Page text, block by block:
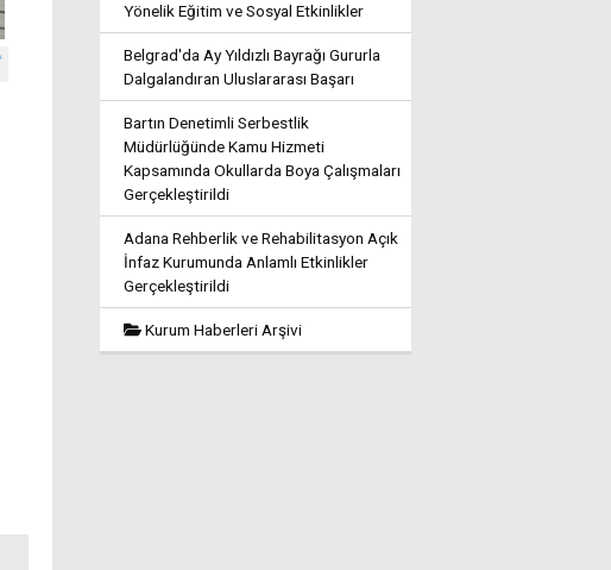
Yönelik Eğitim ve Sosyal Etkinlikler
Belgrad'da Ay Yıldızlı Bayrağı Gururla
Dalgalandıran Uluslararası Başarı
Bartın Denetimli Serbestlik
Müdürlüğünde Kamu Hizmeti
Kapsamında Okullarda Boya Çalışmaları
Gerçekleştirildi
Adana Rehberlik ve Rehabilitasyon Açık
İnfaz Kurumunda Anlamlı Etkinlikler
Gerçekleştirildi
Kurum Haberleri Arşivi